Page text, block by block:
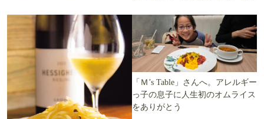
「Ｍ’s Table」さんへ。アレルギー
っ子の息子に人生初のオムライス
をありがとう